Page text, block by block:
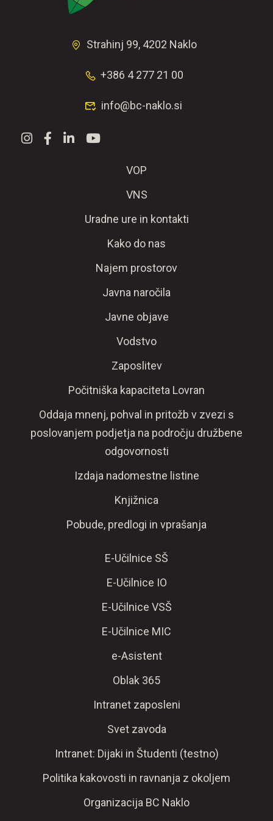
Strahinj 99, 4202 Naklo
+386 4 277 21 00
info@bc-naklo.si
VOP
VNS
Uradne ure in kontakti
Kako do nas
Najem prostorov
Javna naročila
Javne objave
Vodstvo
Zaposlitev
Počitniška kapaciteta Lovran
Oddaja mnenj, pohval in pritožb v zvezi s
poslovanjem podjetja na področju družbene
odgovornosti
Izdaja nadomestne listine
Knjižnica
Pobude, predlogi in vprašanja
E-Učilnice SŠ
E-Učilnice IO
E-Učilnice VSŠ
E-Učilnice MIC
e-Asistent
Oblak 365
Intranet zaposleni
Svet zavoda
Intranet: Dijaki in Študenti (testno)
Politika kakovosti in ravnanja z okoljem
Organizacija BC Naklo